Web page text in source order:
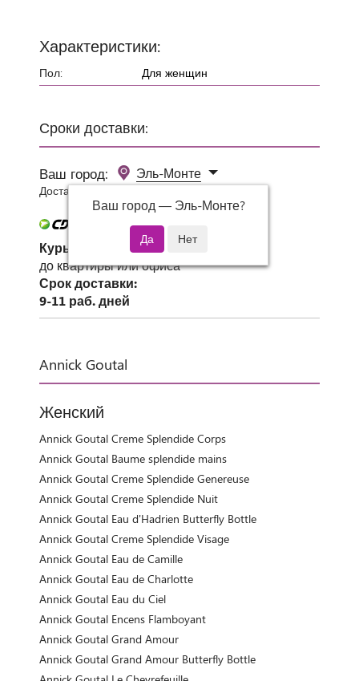
Сроки доставки:
Ваш город:
Эль-Монте
Ваш город — Эль-Монте?
Доставка 0 руб при заказе от 3000 руб.
Курьер СДЭК
до квартиры или офиса
Срок доставки:
9-11 раб. дней
Annick Goutal
Женский
Annick Goutal Creme Splendide Corps
Annick Goutal Baume splendide mains
Annick Goutal Creme Splendide Genereuse
Annick Goutal Creme Splendide Nuit
Annick Goutal Eau d'Hadrien Butterfly Bottle
Annick Goutal Creme Splendide Visage
Annick Goutal Eau de Camille
Annick Goutal Eau de Charlotte
Annick Goutal Eau du Ciel
Annick Goutal Encens Flamboyant
Annick Goutal Grand Amour
Annick Goutal Grand Amour Butterfly Bottle
Характеристики:
Пол: Для женщин